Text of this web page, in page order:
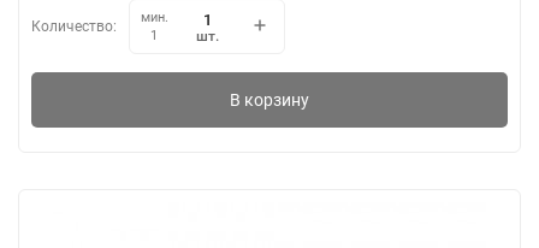
Количество:
мин.
1
шт.
В корзину